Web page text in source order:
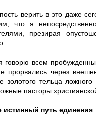
верить в это даже
что я
презирая
говорю всем
прорвались через
золотого тельца
пасторы
истинный путь единения